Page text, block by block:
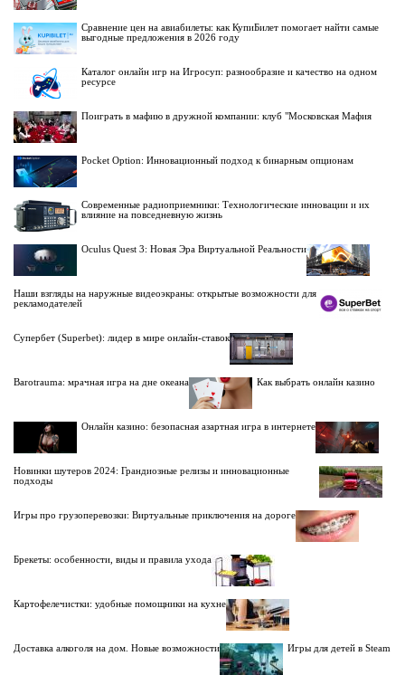
Сравнение цен на авиабилеты: как КупиБилет помогает найти самые
выгодные предложения в 2026 году
Каталог онлайн игр на Игросуп: разнообразие и качество на одном
ресурсе
Поиграть в мафию в дружной компании: клуб "Московская Мафия
Pocket Option: Инновационный подход к бинарным опционам
Современные радиоприемники: Технологические инновации и их
влияние на повседневную жизнь
Oculus Quest 3: Новая Эра Виртуальной Реальности
Наши взгляды на наружные видеоэкраны: открытые возможности для
рекламодателей
Супербет (Superbet): лидер в мире онлайн-ставок
Barotrauma: мрачная игра на дне океана Как выбрать онлайн казино
Онлайн казино: безопасная азартная игра в интернете
Новинки шутеров 2024: Грандиозные релизы и инновационные
подходы
Игры про грузоперевозки: Виртуальные приключения на дороге
Брекеты: особенности, виды и правила ухода
Картофелечистки: удобные помощники на кухне
Доставка алкоголя на дом. Новые возможности Игры для детей в Steam